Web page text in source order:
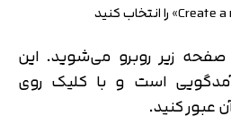
صفحه زیر روبرو می‌شوید. این
است و با کلیک روی